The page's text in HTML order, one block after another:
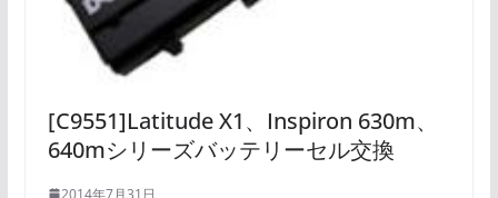
[C9551]Latitude X1、Inspiron 630m、
640mシリーズバッテリーセル交換
2014年7月31日